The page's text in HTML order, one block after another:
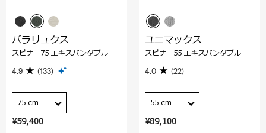
¥59,400
パラリュクス
スピナー75 エキスパンダブル
4.9 (133)
75 cm
¥89,100
ユニマックス
スピナー55 エキスパンダブル
4.0 (22)
55 cm